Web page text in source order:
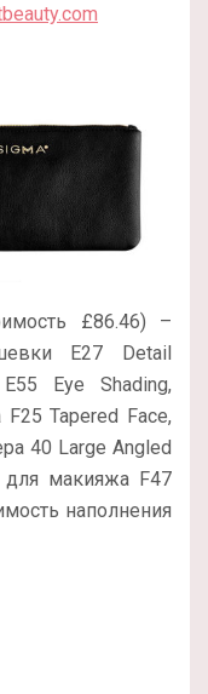
£86.46) –
E27 Detail
Eye Shading,
Tapered Face,
40 Large Angled
для макияжа F47
наполнения